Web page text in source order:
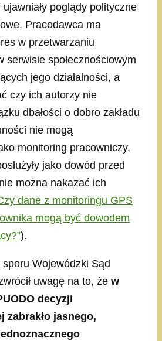
poglądy polityczne
Pracodawca ma
w przetwarzaniu
serwisie społecznościowym
jego działalności, a
czy ich autorzy nie
dbałości o dobro zakładu
nie mogą
monitoring pracowniczy,
jako dowód przed
można nakazać ich
dane z monitoringu GPS
mogą być dowodem
).
Wojewódzki Sąd
uwagę na to, że w
decyzji
zabrakło jasnego,